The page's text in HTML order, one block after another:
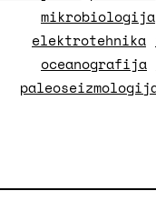
mikrobiologija
elektrotehnika
oceanografija